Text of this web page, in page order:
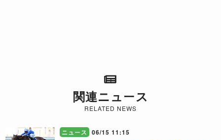
関連ニュース
RELATED NEWS
ニュース 06/15 11:15